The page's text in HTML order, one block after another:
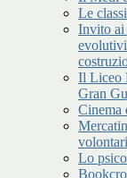
Le
Invito ai
Il Liceo
Gran
Cinema
Lo